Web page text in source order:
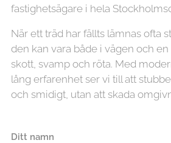
fastighetsägare i hela
När ett träd har fällts lämnas ofta
den kan vara både i vägen och
skott, svamp och röta. Med
lång erfarenhet ser vi till att
och smidigt, utan att skada
Ditt namn